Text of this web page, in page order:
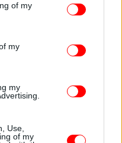
You may click to
its third-party tags to
in below Google
of my
my
my
Use,
of my
συχνά θεωρούν